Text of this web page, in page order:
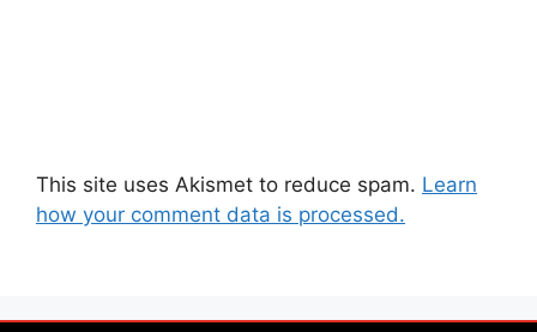
This site uses Akismet to reduce spam. Learn
how your comment data is processed.